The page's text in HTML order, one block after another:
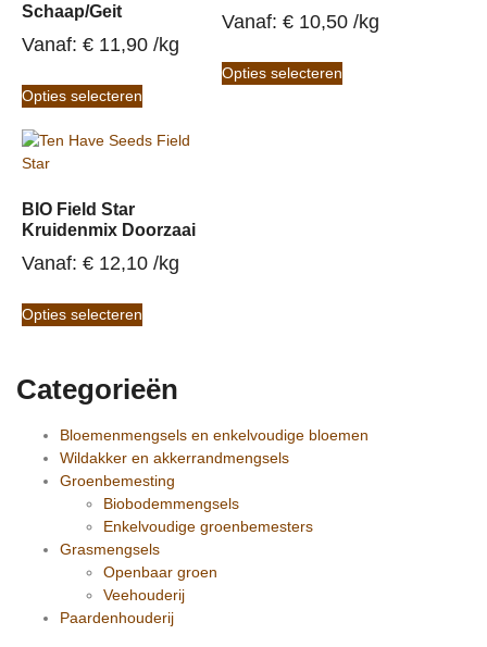
Schaap/Geit
Vanaf: € 11,90 /kg
Opties selecteren
Vanaf: € 10,50 /kg
Opties selecteren
BIO Field Star
Kruidenmix Doorzaai
Vanaf: € 12,10 /kg
Opties selecteren
Categorieën
Bloemenmengsels en enkelvoudige bloemen
Wildakker en akkerrandmengsels
Groenbemesting
Biobodemmengsels
Enkelvoudige groenbemesters
Grasmengsels
Openbaar groen
Veehouderij
Paardenhouderij